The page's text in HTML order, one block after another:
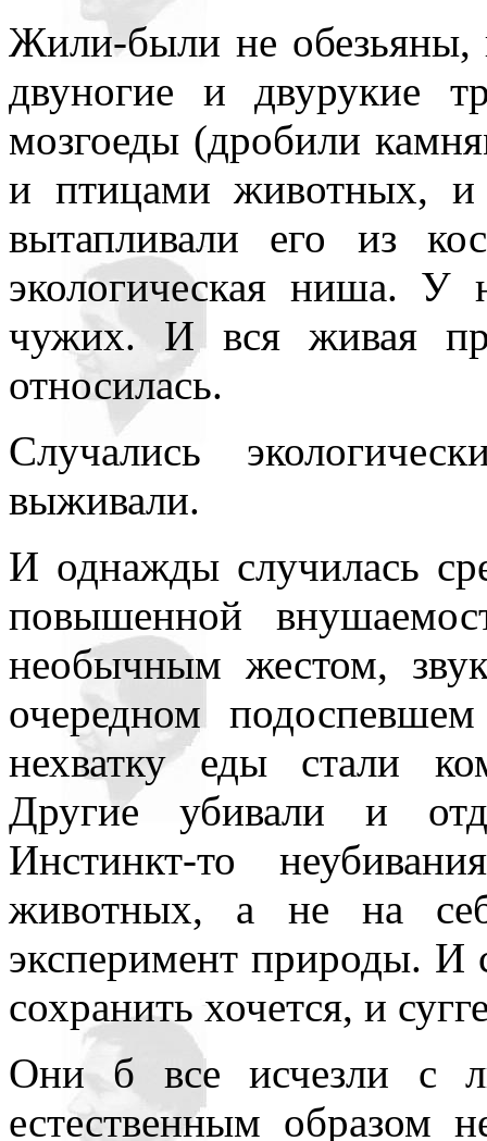
Жили-были не
двуногие и двурукие
мозгоеды (дробили
и птицами животных, и
вытапливали его из
экологическая ниша. У
чужих. И вся живая
относилась.
Случались
выживали.
И однажды случилась
повышенной
необычным жестом,
очередном
нехватку еды стали
Другие убивали и
Инстинкт-то
животных, а не на
эксперимент природы. И
сохранить хочется, и
Они б все исчезли с
естественным образом